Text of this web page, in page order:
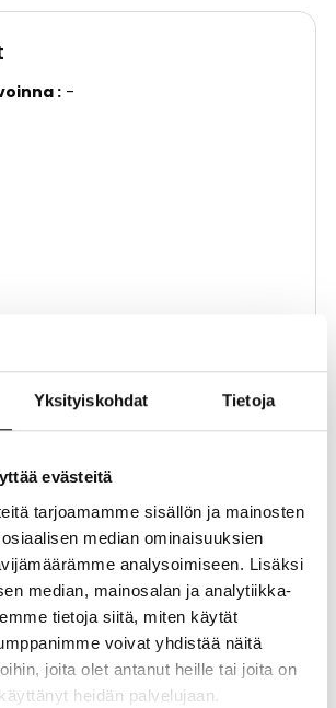
Yksityiskohdat Tietoja
evästeitä
tarjoamamme sisällön ja mainosten
median ominaisuuksien
analysoimiseen. Lisäksi
median, mainosalan ja analytiikka-
tietoja siitä, miten käytät
voivat yhdistää näitä
joita olet antanut heille tai joita on
heidän palvelujaan.
-
perinnönjaot, testamentit, kauppa- ja
mukaan.